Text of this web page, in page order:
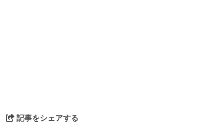
記事をシェアする